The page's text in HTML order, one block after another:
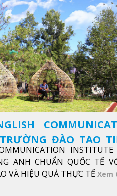
ĐÀO TẠO
ANH CHUẨN QUỐC TẾ
VÀ HIỆU QUẢ THỰC TẾ Xem